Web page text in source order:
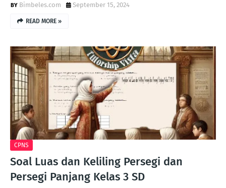
Bimbeles.com
September 15, 2024
READ MORE »
CPNS
Soal Luas dan Keliling Persegi dan
Persegi Panjang Kelas 3 SD